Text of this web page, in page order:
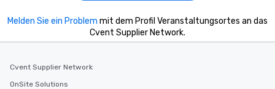
Different Types of
Melden Sie ein Problem mit dem Profil Veranstaltungsortes an das
Cvent Supplier Network.
Cvent Supplier Network
OnSite Solutions